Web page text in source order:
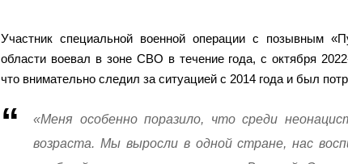
Участник специальной военной операции с позывным
области воевал в зоне СВО в течение года, с октября
что внимательно следил за ситуацией с 2014 года и был
«Меня особенно поразило, что среди
возраста. Мы выросли в одной стране, нас